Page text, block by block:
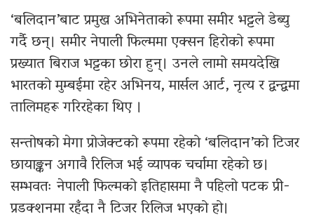
‘बलिदान’बाट प्रमुख अभिनेताको रूपमा समीर भट्टले डेब्यु
गर्दै छन्। समीर नेपाली फिल्ममा एक्सन हिरोको रूपमा
प्रख्यात बिराज भट्टका छोरा हुन्। उनले लामो समयदेखि
भारतको मुम्बईमा रहेर अभिनय, मार्सल आर्ट, नृत्य र द्वन्द्वमा
तालिमहरू गरिरहेका थिए ।
सन्तोषको मेगा प्रोजेक्टको रूपमा रहेको ‘बलिदान’को टिजर
छायाङ्कन अगावै रिलिज भई व्यापक चर्चामा रहेको छ।
सम्भवतः नेपाली फिल्मको इतिहासमा नै पहिलो पटक प्री-
प्रडक्शनमा रहँदा नै टिजर रिलिज भएको हो।